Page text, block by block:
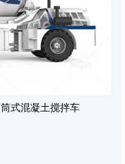
式混凝土搅拌车